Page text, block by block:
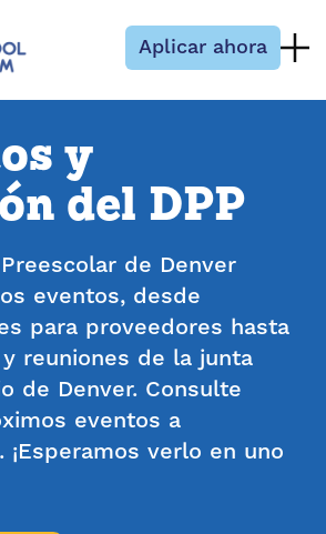
Aplicar ahora
y
del DPP
de Denver
eventos, desde
para proveedores hasta
reuniones de la junta
de Denver. Consulte
eventos a
¡Esperamos verlo en uno